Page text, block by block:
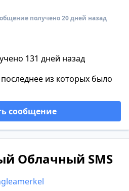
получено 20 дней назад
131 дней назад
из которых было
сообщение
Облачный SMS